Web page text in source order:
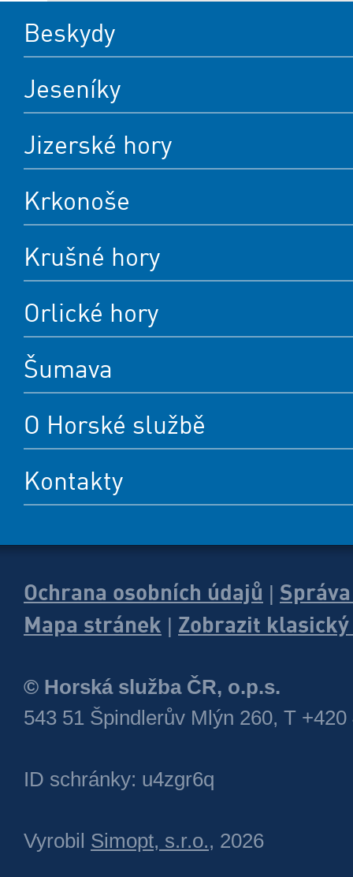
Beskydy
Jeseníky
Jizerské hory
Krkonoše
Krušné hory
Orlické hory
Šumava
O Horské službě
Kontakty
Ochrana osobních údajů
Mapa stránek
Zobrazit
© Horská služba ČR, o.p.s.
543 51 Špindlerův Mlýn 260, T +420
ID schránky: u4zgr6q
Vyrobil Simopt, s.r.o., 2026